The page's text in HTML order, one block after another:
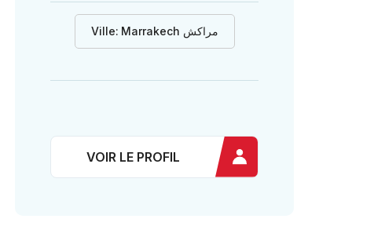
Ville: Marrakech مراكش
VOIR LE PROFIL